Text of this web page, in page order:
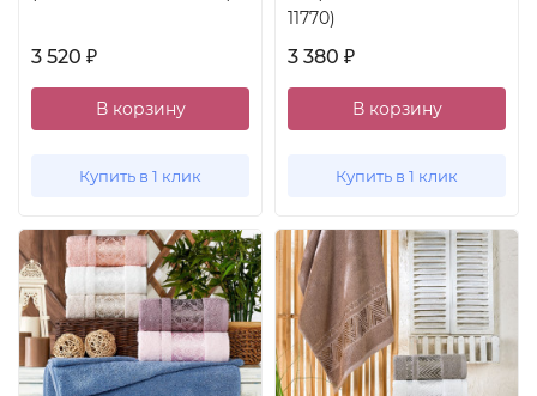
3 520 ₽
В корзину
Купить в 1 клик
11770)
3 380 ₽
В корзину
Купить в 1 клик